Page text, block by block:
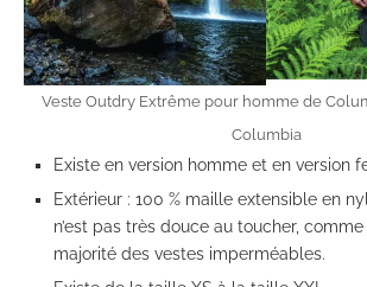
Veste Outdry Extrême pour homme de
Columbia
Existe en version homme et en version
Extérieur : 100 % maille extensible en
n’est pas très douce au toucher,
majorité des vestes imperméables.